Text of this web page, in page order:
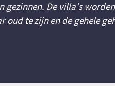
De villa's
te zijn en de gehele